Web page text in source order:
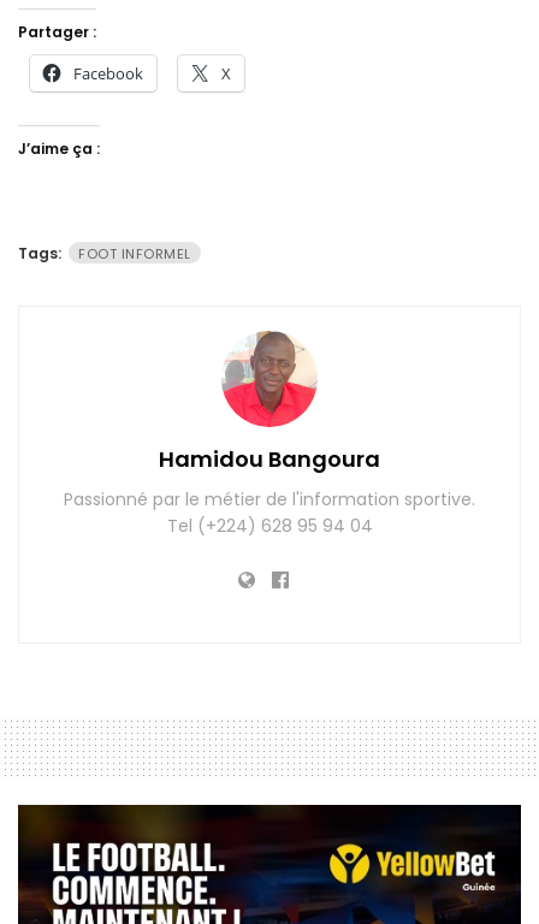
Partager :
Facebook X
J’aime ça :
Tags: FOOT INFORMEL
Hamidou Bangoura
Passionné par le métier de l'information sportive.
Tel (+224) 628 95 94 04